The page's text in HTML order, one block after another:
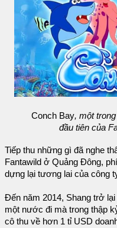
Conch Bay, một
đầu tiên của
Tiếp thu những gì đã nghe
Fantawild ở Quảng Đông,
dựng lại tương lai của công
Đến năm 2014, Shang trở
một nước đi mà trong thập
cô thu về hơn 1 tỉ USD